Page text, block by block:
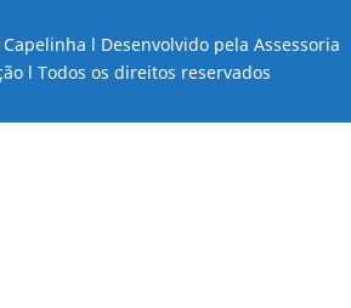
l Desenvolvido pela Assessoria
l Todos os direitos reservados